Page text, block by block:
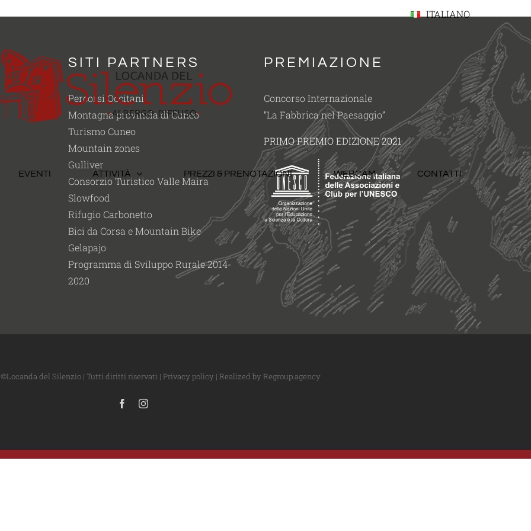
ITALIANO
EVENTI ATTIVITÀ PREZZI & PRENOTAZIONI WEBCAM CONTATTI
SITI PARTNERS
Percorsi Occitani
Montagna provincia di Cuneo
Turismo Cuneo
Mountain zones
Gulliver
Consorzio Turistico Valle Maira
Slowfood
Rifugio Carbonetto
Bici da Corsa e Mountain Bike
Gelapajo
Programma di Sviluppo Rurale 2014-
2020
PREMIAZIONE
Concorso Internazionale
“La Fabbrica nel Paesaggio”
PRIMO PREMIO EDIZIONE 2021
©Locanda del Silenzio | Tutti diritti riservati | Privacy policy | Realized by Regroup.agency
FacebookInstagram